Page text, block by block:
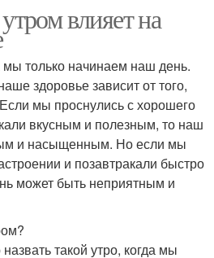
влияет на
мы только начинаем наш день.
здоровье зависит от того,
мы проснулись с хорошего
вкусным и полезным, то наш
и насыщенным. Но если мы
и позавтракали быстро
может быть неприятным и
такой утро, когда мы